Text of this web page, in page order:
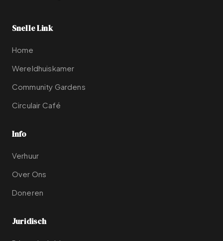
Snelle Link
Home
Wereldhuiskamer
Community Gardens
Circulair Café
Info
Verhuur
Over Ons
Doneren
Juridisch